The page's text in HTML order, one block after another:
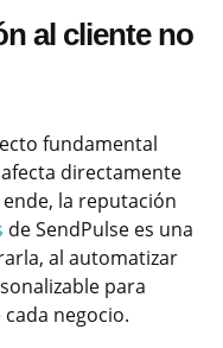
al cliente no
fundamental
directamente
la reputación
de SendPulse es una
al automatizar
para
negocio.